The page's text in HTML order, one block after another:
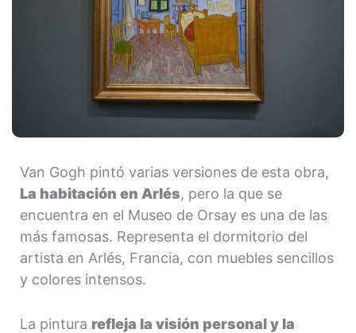
Van Gogh pintó varias versiones de esta obra,
La habitación en Arlés, pero la que se
encuentra en el Museo de Orsay es una de las
más famosas. Representa el dormitorio del
artista en Arlés, Francia, con muebles sencillos
y colores intensos.
La pintura refleja la visión personal y la